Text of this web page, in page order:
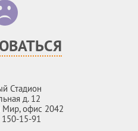
Стадион
д. 12
офис 2042
150-15-91